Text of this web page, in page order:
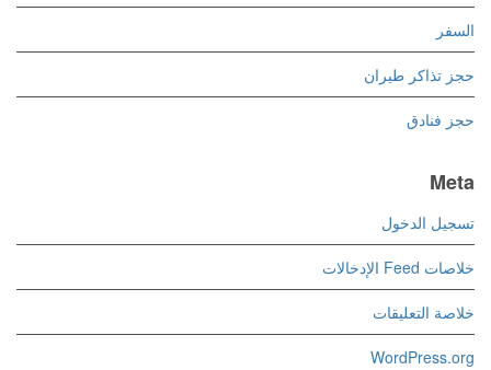
السفر
حجز تذاكر طيران
حجز فنادق
Meta
تسجيل الدخول
خلاصات Feed الإدخالات
خلاصة التعليقات
WordPress.org